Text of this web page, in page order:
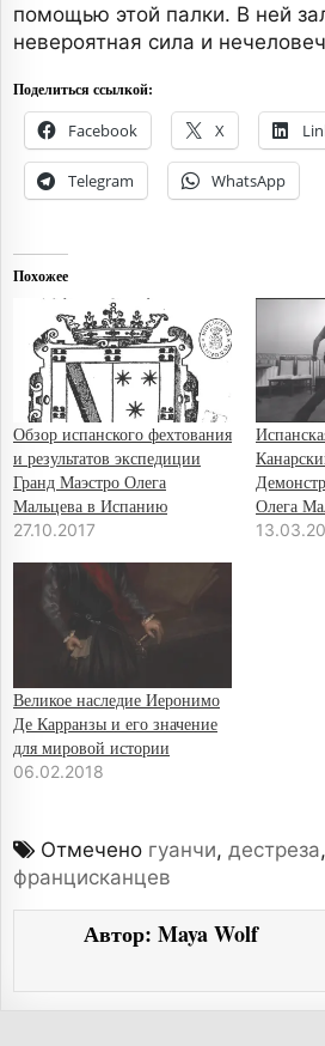
помощью этой палки. В ней
невероятная сила и
Поделиться ссылкой:
Facebook X
Telegram WhatsApp
Похожее
Обзор испанского фехтования
и результатов экспедиции
Гранд Маэстро Олега
Мальцева в Испанию
27.10.2017
Олега
Великое наследие Иеронимо
Де Карранзы и его значение
для мировой истории
06.02.2018
Отмечено гуанчи, дестреза,
францисканцев
Автор:Maya Wolf